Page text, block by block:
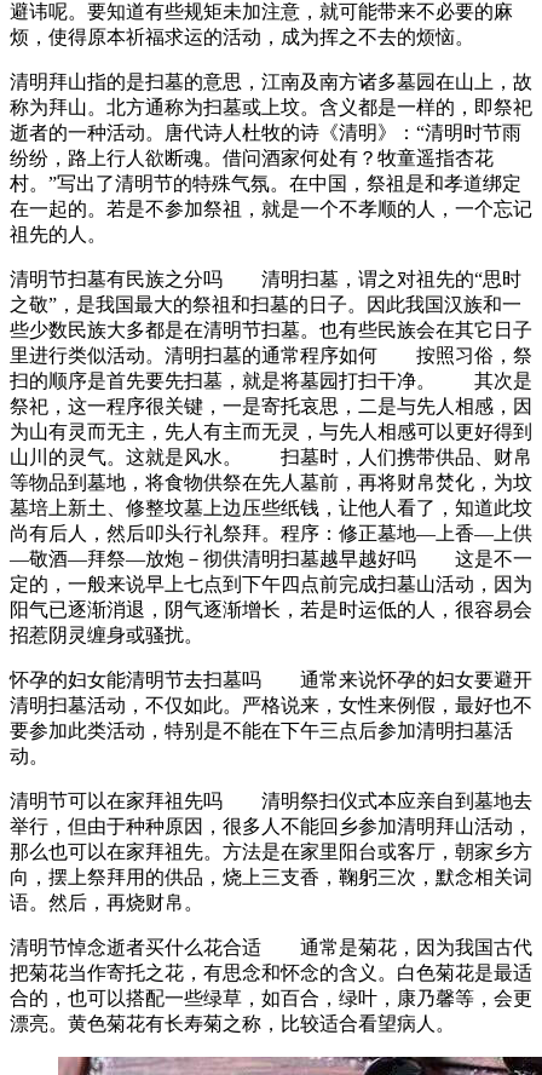
避讳呢。要知道有些规矩未加注意，就可能带来不必要的麻
烦，使得原本祈福求运的活动，成为挥之不去的烦恼。
清明拜山指的是扫墓的意思，江南及南方诸多墓园在山上，故
称为拜山。北方通称为扫墓或上坟。含义都是一样的，即祭祀
逝者的一种活动。唐代诗人杜牧的诗《清明》：“清明时节雨
纷纷，路上行人欲断魂。借问酒家何处有？牧童遥指杏花
村。”写出了清明节的特殊气氛。在中国，祭祖是和孝道绑定
在一起的。若是不参加祭祖，就是一个不孝顺的人，一个忘记
祖先的人。
清明节扫墓有民族之分吗 清明扫墓，谓之对祖先的“思时
之敬”，是我国最大的祭祖和扫墓的日子。因此我国汉族和一
些少数民族大多都是在清明节扫墓。也有些民族会在其它日子
里进行类似活动。清明扫墓的通常程序如何 按照习俗，祭
扫的顺序是首先要先扫墓，就是将墓园打扫干净。 其次是
祭祀，这一程序很关键，一是寄托哀思，二是与先人相感，因
为山有灵而无主，先人有主而无灵，与先人相感可以更好得到
山川的灵气。这就是风水。 扫墓时，人们携带供品、财帛
等物品到墓地，将食物供祭在先人墓前，再将财帛焚化，为坟
墓培上新土、修整坟墓上边压些纸钱，让他人看了，知道此坟
尚有后人，然后叩头行礼祭拜。程序：修正墓地—上香—上供
—敬酒—拜祭—放炮－彻供清明扫墓越早越好吗 这是不一
定的，一般来说早上七点到下午四点前完成扫墓山活动，因为
阳气已逐渐消退，阴气逐渐增长，若是时运低的人，很容易会
招惹阴灵缠身或骚扰。
怀孕的妇女能清明节去扫墓吗 通常来说怀孕的妇女要避开
清明扫墓活动，不仅如此。严格说来，女性来例假，最好也不
要参加此类活动，特别是不能在下午三点后参加清明扫墓活
动。
清明节可以在家拜祖先吗 清明祭扫仪式本应亲自到墓地去
举行，但由于种种原因，很多人不能回乡参加清明拜山活动，
那么也可以在家拜祖先。方法是在家里阳台或客厅，朝家乡方
向，摆上祭拜用的供品，烧上三支香，鞠躬三次，默念相关词
语。然后，再烧财帛。
清明节悼念逝者买什么花合适 通常是菊花，因为我国古代
把菊花当作寄托之花，有思念和怀念的含义。白色菊花是最适
合的，也可以搭配一些绿草，如百合，绿叶，康乃馨等，会更
漂亮。黄色菊花有长寿菊之称，比较适合看望病人。